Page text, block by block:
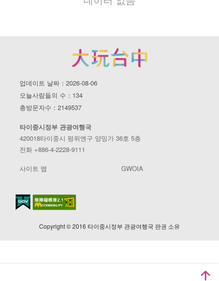
업데이트 날짜：2026-08-06
오늘사람들의 수：134
총방문자수：2149537
타이중시정부 관광여행국
420018타이중시 펑위엔구 양밍가 36호 5층
전화 +886-4-2228-9111
사이트 맵 GWOIA
Copyright © 2016 타이중시정부 관광여행국 판권 소유